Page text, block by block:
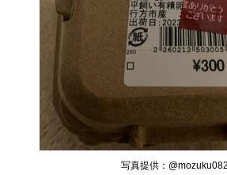
写真提供：